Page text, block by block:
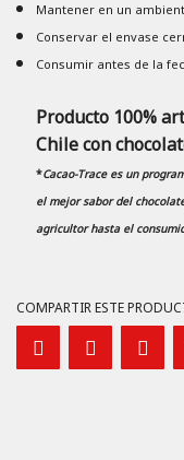
Mantener en un
Conservar el envase
Consumir antes de la
Producto 100%
Chile con
*Cacao-Trace es un
el mejor sabor del
agricultor hasta el
COMPARTIR ESTE